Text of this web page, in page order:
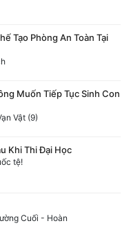
Tạo Phòng An Toàn Tại
Muốn Tiếp Tục Sinh Con
Vật (9)
Khi Thi Đại Học
tệ!
Cuối - Hoàn